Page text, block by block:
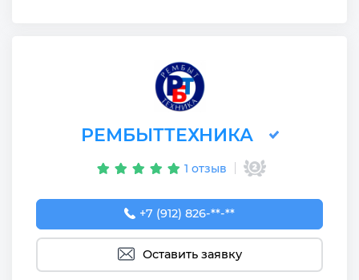
РЕМБЫТТЕХНИКА
1 отзыв
+7 (912) 826-92-50
+7 (912) 826-**-**
Оставить заявку